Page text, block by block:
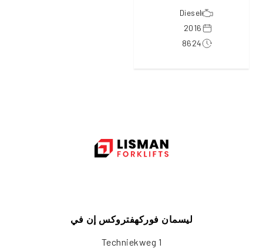
Diesel
2016
8624
ليسمان فوركهفتروكس إن في
Techniekweg 1